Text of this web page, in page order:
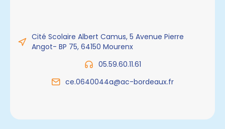
Cité Scolaire Albert Camus, 5 Avenue Pierre
Angot- BP 75, 64150 Mourenx
05.59.60.11.61
ce.0640044a@ac-bordeaux.fr